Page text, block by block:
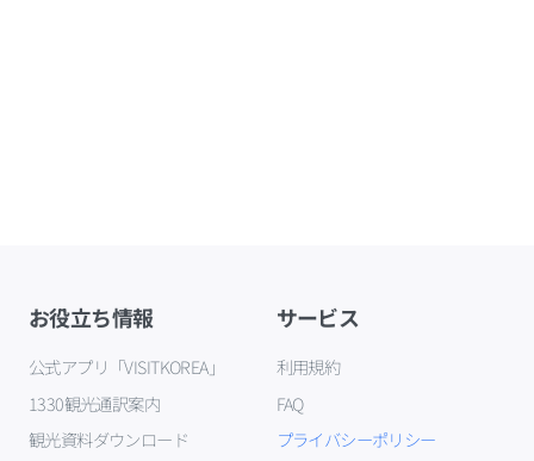
お役立ち情報
公式アプリ「VISITKOREA」
1330観光通訳案内
観光資料ダウンロード
サービス
利用規約
FAQ
プライバシーポリシー